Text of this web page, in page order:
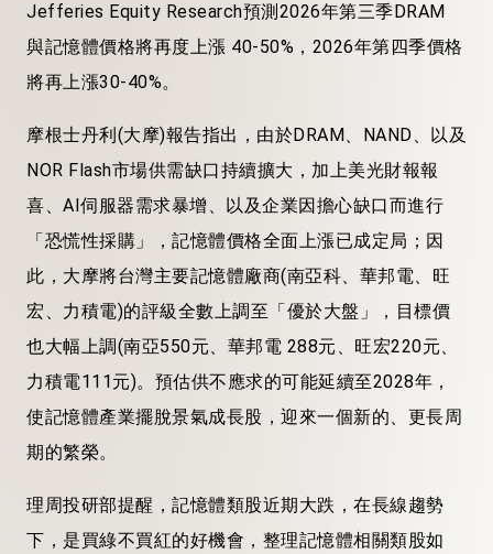
Jefferies Equity Research預測2026年第三季DRAM
與記憶體價格將再度上漲 40-50%，2026年第四季價格
將再上漲30-40%。
摩根士丹利(大摩)報告指出，由於DRAM、NAND、以及
NOR Flash市場供需缺口持續擴大，加上美光財報報
喜、AI伺服器需求暴增、以及企業因擔心缺口而進行
「恐慌性採購」，記憶體價格全面上漲已成定局；因
此，大摩將台灣主要記憶體廠商(南亞科、華邦電、旺
宏、力積電)的評級全數上調至「優於大盤」，目標價
也大幅上調(南亞550元、華邦電 288元、旺宏220元、
力積電111元)。預估供不應求的可能延續至2028年，
使記憶體產業擺脫景氣成長股，迎來一個新的、更長周
期的繁榮。
理周投研部提醒，記憶體類股近期大跌，在長線趨勢
下，是買綠不買紅的好機會，整理記憶體相關類股如